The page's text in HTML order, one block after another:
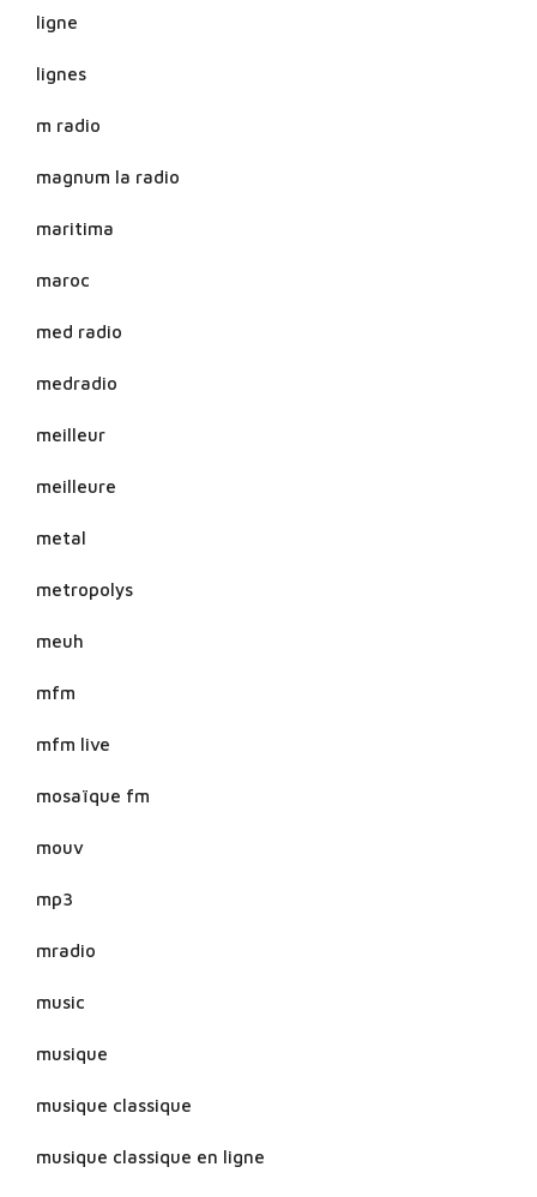
ligne
lignes
m radio
magnum la radio
maritima
maroc
med radio
medradio
meilleur
meilleure
metal
metropolys
meuh
mfm
mfm live
mosaïque fm
mouv
mp3
mradio
music
musique
musique classique
musique classique en ligne